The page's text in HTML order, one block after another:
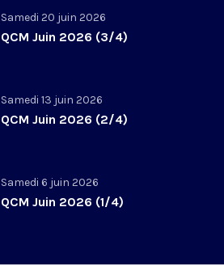
Samedi 20 juin 2026
QCM Juin 2026 (3/4)
Samedi 13 juin 2026
QCM Juin 2026 (2/4)
Samedi 6 juin 2026
QCM Juin 2026 (1/4)